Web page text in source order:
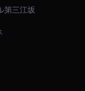
第三江坂